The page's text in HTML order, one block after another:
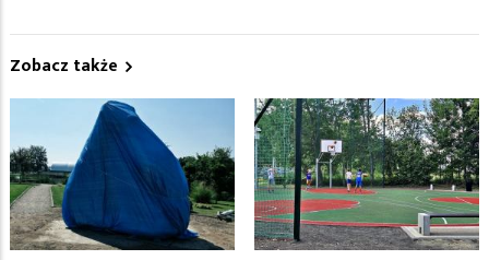
Zobacz także